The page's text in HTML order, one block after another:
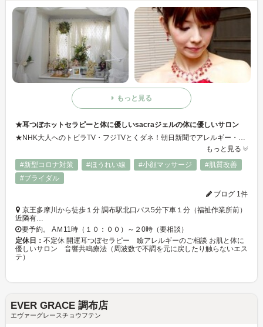
もっと見る
★耳つぼホットセラピーと体に優しいsacraジェルの体に優しいサロン
★NHK大人へのトビラTV・フジTVとくダネ！朝日新聞でアレルギー・トラブル取材・出演・情報協力 ★sacra認定ネイリスト講習スタート・安全なプロを育成します。 sacraジェルはお肌の弱い方、体を思いやるネイルです。 【アレルギー駈込みは只今休止】理研研究所で監修の安全性の高い化粧ベースの商材を使用。 美の追求は優しい商材で目や脳を大切に！目のトラブルは全ての不調やアレルギーを誘発。
もっと見る
#新型コロナ対策
#ほうれい線 #小顔マッサージ
#肌質改善
#ブライダル
ブログ 1件
京王多摩川から徒歩１分 調布駅北口バス5分下車１分（福祉作業所前）
近隣有…
要予約。 AＭ11時（１０：００）～２0時（要相談）
定休日： 不定休 開運耳つぼセラピー 瞼アレルギーのご相談 お肌と体に
優しいサロン 音響共鳴療法（周波数で不調を元に戻したり触らないエス
テ）
EVER GRACE 調布店
エヴァーグレースチョウフテン